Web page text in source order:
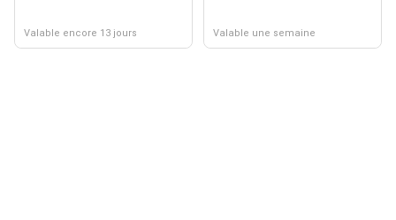
Valable encore 13 jours Valable une semaine